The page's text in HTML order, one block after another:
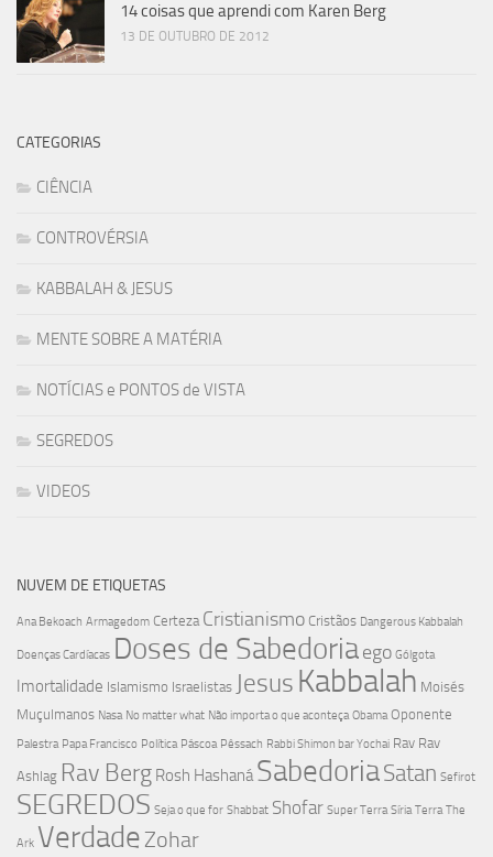
14 coisas que aprendi com Karen Berg
13 DE OUTUBRO DE 2012
CATEGORIAS
CIÊNCIA
CONTROVÉRSIA
KABBALAH & JESUS
MENTE SOBRE A MATÉRIA
NOTÍCIAS e PONTOS de VISTA
SEGREDOS
VIDEOS
NUVEM DE ETIQUETAS
Ana Bekoach Armagedom Certeza Cristianismo Cristãos Dangerous Kabbalah
Doenças Cardíacas Doses de Sabedoriaego Gólgota
Imortalidade Islamismo Israelistas Jesus Kabbalah Moisés
Muçulmanos Nasa No matter what Não importa o que aconteça Obama Oponente
Palestra Papa Francisco Política Páscoa Pêssach Rabbi Shimon bar Yochai Rav Rav
Ashlag Rav Berg Rosh Hashaná SabedoriaSatan Sefirot
SEGREDOS Seja o que for Shabbat Shofar Super Terra Síria Terra The
Ark Verdade Zohar